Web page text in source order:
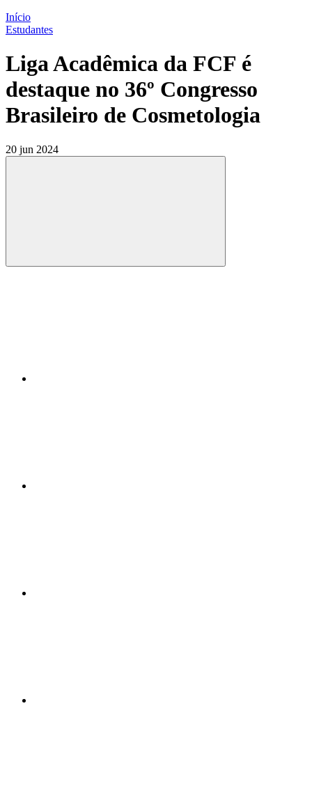
Início
Estudantes
Liga Acadêmica da FCF é
destaque no 36º Congresso
Brasileiro de Cosmetologia
20 jun 2024
Compartilhar